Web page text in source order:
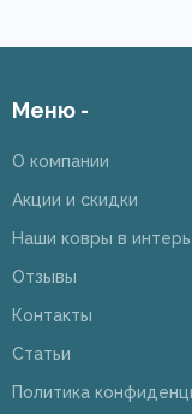
Меню -
О компании
Акции и скидки
Наши ковры в
Отзывы
Контакты
Статьи
Политика